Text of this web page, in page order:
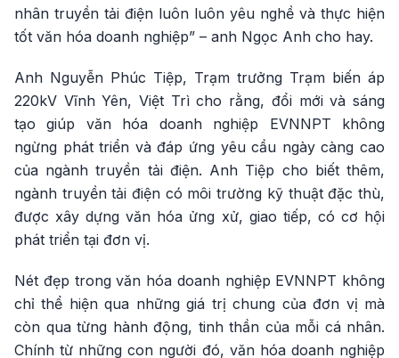
nhân truyền tải điện luôn luôn yêu nghề và thực hiện
tốt văn hóa doanh nghiệp” – anh Ngọc Anh cho hay.
Anh Nguyễn Phúc Tiệp, Trạm trưởng Trạm biến áp
220kV Vĩnh Yên, Việt Trì cho rằng, đổi mới và sáng
tạo giúp văn hóa doanh nghiệp EVNNPT không
ngừng phát triển và đáp ứng yêu cầu ngày càng cao
của ngành truyền tải điện. Anh Tiệp cho biết thêm,
ngành truyền tải điện có môi trường kỹ thuật đặc thù,
được xây dựng văn hóa ửng xử, giao tiếp, có cơ hội
phát triển tại đơn vị.
Nét đẹp trong văn hóa doanh nghiệp EVNNPT không
chỉ thể hiện qua những giá trị chung của đơn vị mà
còn qua từng hành động, tinh thần của mỗi cá nhân.
Chính từ những con người đó, văn hóa doanh nghiệp